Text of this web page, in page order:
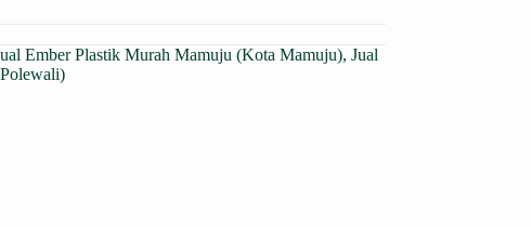
Ember Plastik Murah Mamuju (Kota Mamuju), Jual